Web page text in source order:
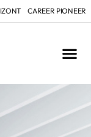
CAREER PIONEER